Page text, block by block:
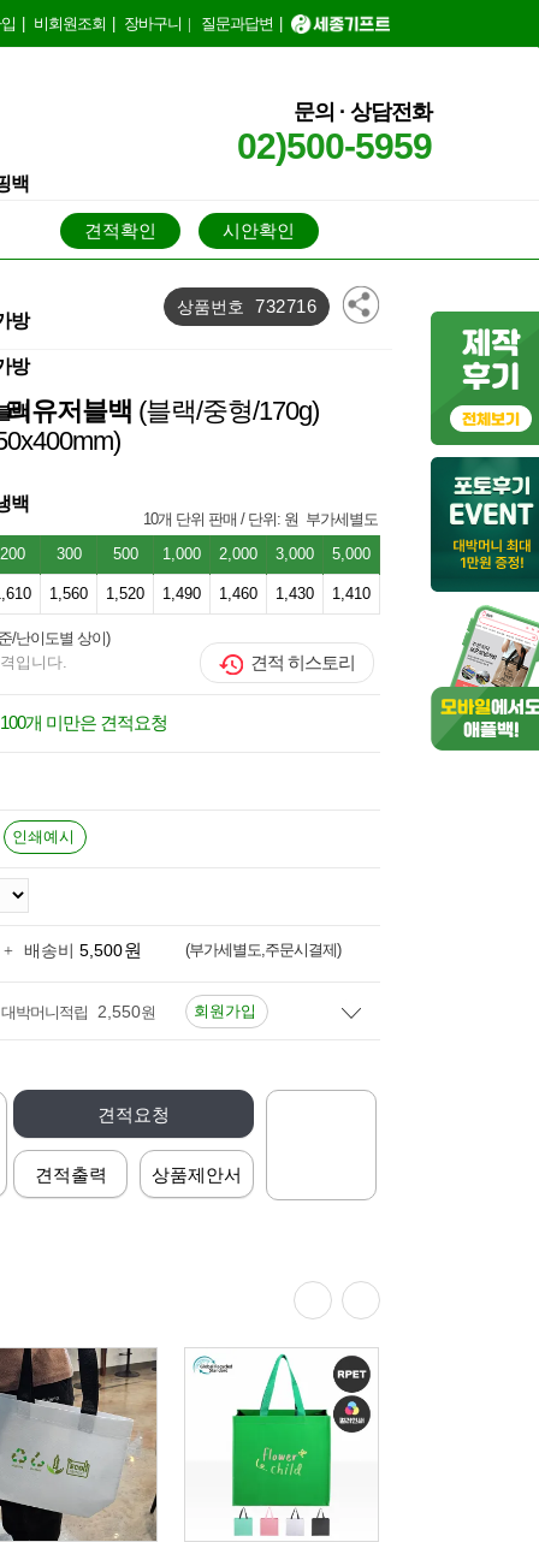
비회원조회 장바구니 | 질문과답변
백
방
방
백
백
방
문의 · 상담전화
02)500-5959
견적확인 시안확인
상품번호 732716
유저블백 (블랙/중형/170g)
10개 단위 판매 / 단위: 원 부가세별도
200
300 500 1,000 2,000 3,000 5,000
1,560 1,520 1,490 1,460 1,430 1,410
/난이도별 상이)
입니다.
견적 히스토리
100개 미만은 견적요청
인쇄예시
+ 배송비 5,500원 (부가세별도,주문시결제)
대박머니적립 2,550원 회원가입
견적요청
견적출력 상품제안서